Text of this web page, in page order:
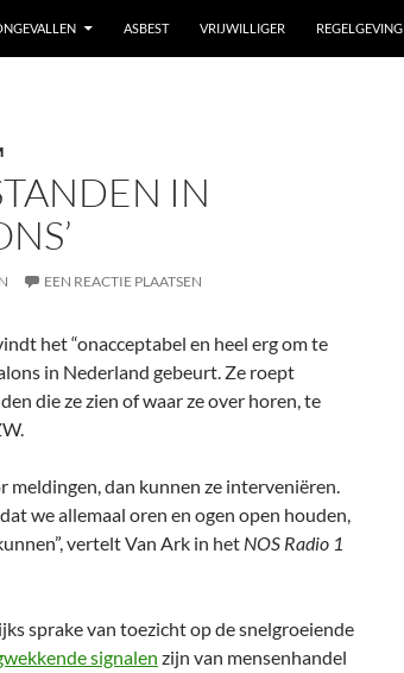
ASBEST VRIJWILLIGER REGELGEVING
IN
EEN REACTIE PLAATSEN
het “onacceptabel en heel erg om te
in Nederland gebeurt. Ze roept
die ze zien of waar ze over horen, te
meldingen, dan kunnen ze interveniëren.
we allemaal oren en ogen open houden,
vertelt Van Ark in het NOS Radio 1
sprake van toezicht op de snelgroeiende
signalen zijn van mensenhandel